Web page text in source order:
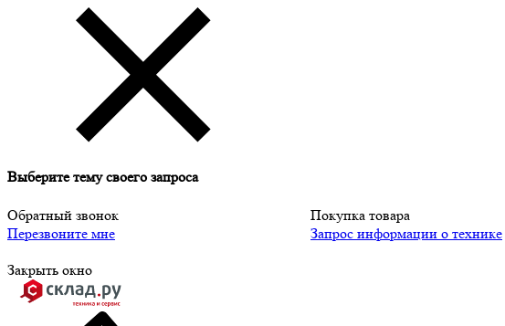
Выберите тему своего запроса
Обратный звонок
Перезвоните мне
Покупка товара
Запрос информации о технике
Закрыть окно